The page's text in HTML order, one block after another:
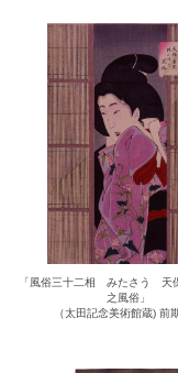
「風俗三十二相 みたさう 天
之風俗」
（太田記念美術館蔵) 前